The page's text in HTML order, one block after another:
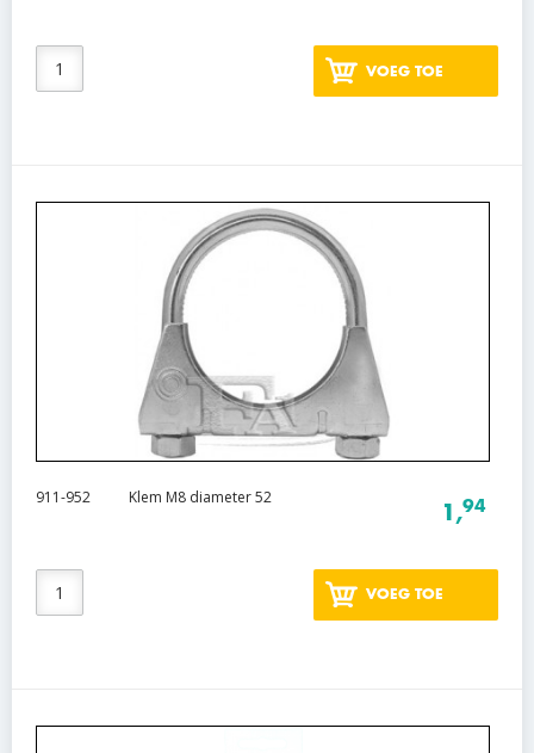
VOEG TOE
911-952 Klem M8 diameter 52
1,94
VOEG TOE